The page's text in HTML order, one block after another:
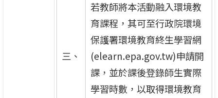
三、
若教師將本活動融入環境教
育課程，其可至行政院環境
保護署環境教育終生學習網
(elearn.epa.gov.tw)申請開
課，並於課後登錄師生實際
學習時數，以取得環境教育